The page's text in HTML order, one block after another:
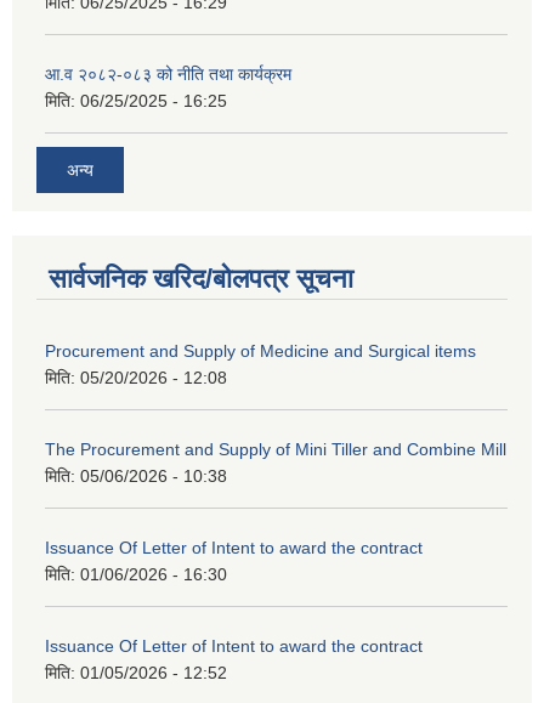
आ.व २०८२-०८३ को नीति तथा कार्यक्रम
मिति: 06/25/2025 - 16:25
अन्य
सार्वजनिक खरिद/बोलपत्र सूचना
Procurement and Supply of Medicine and Surgical items
मिति: 05/20/2026 - 12:08
The Procurement and Supply of Mini Tiller and Combine Mill
मिति: 05/06/2026 - 10:38
Issuance Of Letter of Intent to award the contract
मिति: 01/06/2026 - 16:30
Issuance Of Letter of Intent to award the contract
मिति: 01/05/2026 - 12:52